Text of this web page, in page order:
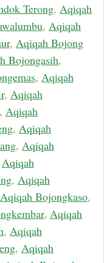
Terong, Aqiqah
, Aqiqah
, Aqiqah Bojong
Bojongasih,
, Aqiqah
, Aqiqah
, Aqiqah
, Aqiqah
, Aqiqah
Aqiqah
, Aqiqah
Aqiqah Bojongkaso,
, Aqiqah
, Aqiqah
, Aqiqah